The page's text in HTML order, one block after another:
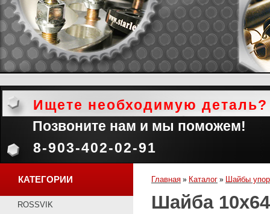
Ищете необходимую деталь?
Позвоните нам и мы поможем!
8-903-402-02-91
КАТЕГОРИИ
ROSSVIK
Главная » Каталог » Шайбы
Шайба